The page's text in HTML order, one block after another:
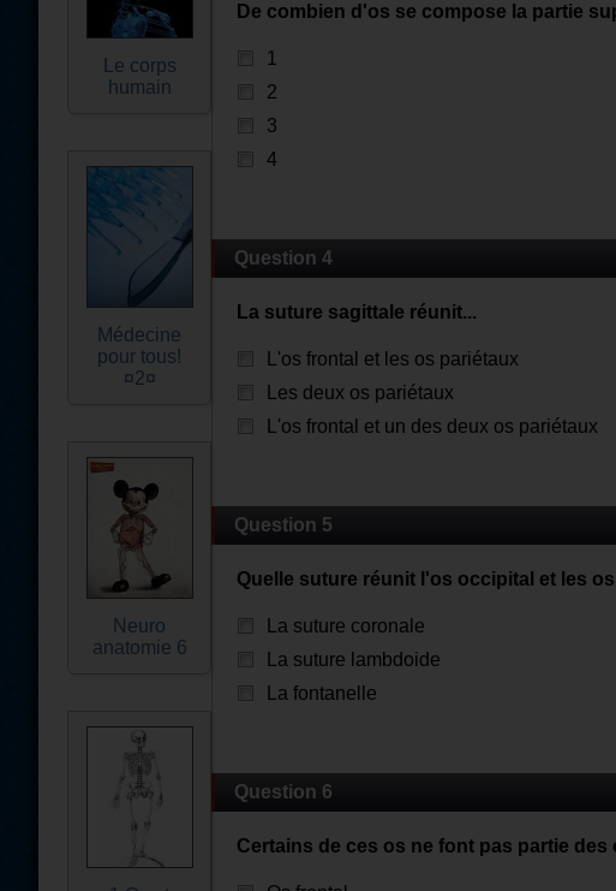
Le corps
humain
Médecine
pour tous!
¤2¤
Neuro
anatomie 6
De combien d'os se compose la partie
1
2
3
4
Question 4
La suture sagittale réunit...
L'os frontal et les os pariétaux
Les deux os pariétaux
L'os frontal et un des deux os pariétaux
Question 5
Quelle suture réunit l'os occipital et les
La suture coronale
La suture lambdoide
La fontanelle
Question 6
Certains de ces os ne font pas partie